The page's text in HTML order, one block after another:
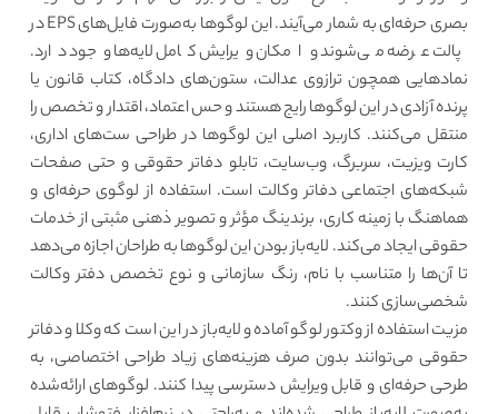
بصری حرفه‌ای به شمار می‌آیند. این لوگوها به‌صورت فایل‌های EPS در
پالت عرضه می‌شوند و امکان ویرایش کامل لایه‌ها وجود دارد.
نمادهایی همچون ترازوی عدالت، ستون‌های دادگاه، کتاب قانون یا
پرنده آزادی در این لوگوها رایج هستند و حس اعتماد، اقتدار و تخصص را
منتقل می‌کنند. کاربرد اصلی این لوگوها در طراحی ست‌های اداری،
کارت ویزیت، سربرگ، وب‌سایت، تابلو دفاتر حقوقی و حتی صفحات
شبکه‌های اجتماعی دفاتر وکالت است. استفاده از لوگوی حرفه‌ای و
هماهنگ با زمینه کاری، برندینگ مؤثر و تصویر ذهنی مثبتی از خدمات
حقوقی ایجاد می‌کند. لایه‌باز بودن این لوگوها به طراحان اجازه می‌دهد
تا آن‌ها را متناسب با نام، رنگ سازمانی و نوع تخصص دفتر وکالت
شخصی‌سازی کنند.
مزیت استفاده از وکتور لوگو آماده و لایه‌باز در این است که وکلا و دفاتر
حقوقی می‌توانند بدون صرف هزینه‌های زیاد طراحی اختصاصی، به
طرحی حرفه‌ای و قابل ویرایش دسترسی پیدا کنند. لوگوهای ارائه‌شده